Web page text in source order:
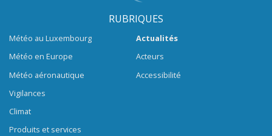
RUBRIQUES
Météo au Luxembourg
Météo en Europe
Météo aéronautique
Vigilances
Climat
Produits et services
Actualités
Acteurs
Accessibilité